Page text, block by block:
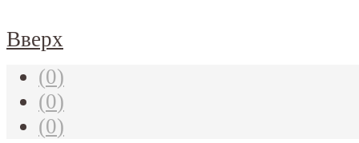
Вверх
(0)
(0)
(0)